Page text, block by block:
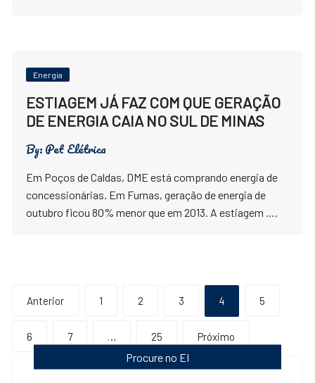
Energia
ESTIAGEM JÁ FAZ COM QUE GERAÇÃO
DE ENERGIA CAIA NO SUL DE MINAS
By:Pet Elétrica
Em Poços de Caldas, DME está comprando energia de
concessionárias. Em Furnas, geração de energia de
outubro ficou 80% menor que em 2013. A estiagem ….
Paginação
de
posts
Anterior 1 2 3 4 5
6 7 … 25 Próximo
Procure no EI